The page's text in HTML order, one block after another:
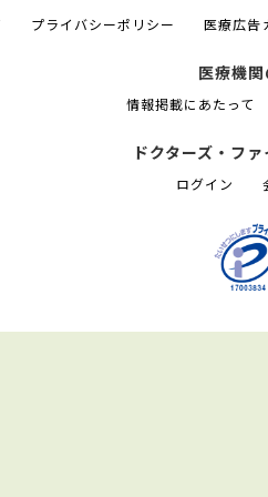
プライバシーポリシー 医療広告
医療機
情報掲載にあたって
ドクターズ・フ
ログイン